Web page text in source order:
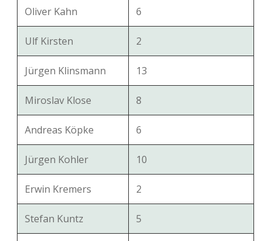
Oliver Kahn 6
Ulf Kirsten 2
Jürgen Klinsmann 13
Miroslav Klose 8
Andreas Köpke 6
Jürgen Kohler 10
Erwin Kremers 2
Stefan Kuntz 5